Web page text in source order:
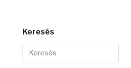
Keresés